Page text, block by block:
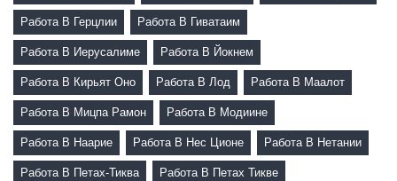
Работа В Герцлии Работа В Гиватаим
Работа В Иерусалиме Работа В Йокнем
Работа В Кирьят Оно Работа В Лод Работа В Маалот
Работа В Мицпа Рамон Работа В Модиине
Работа В Наарие Работа В Нес Ционе Работа В Нетании
Работа В Петах-Тиква Работа В Петах Тикве